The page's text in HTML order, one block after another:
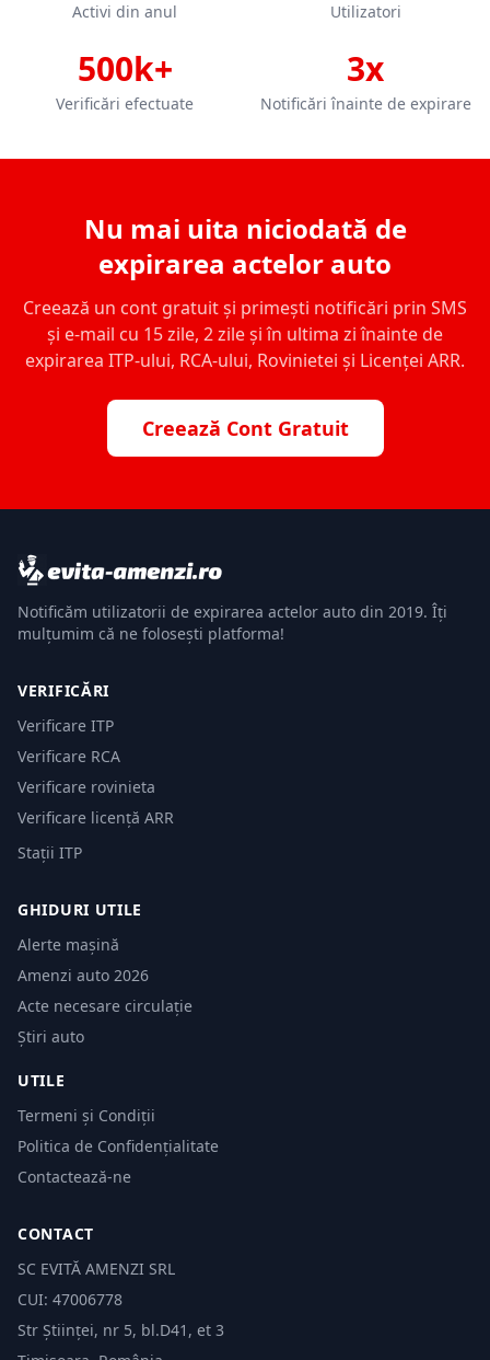
Activi din anul Utilizatori
500k+
Verificări efectuate
3x
Notificări înainte de expirare
Nu mai uita niciodată de
expirarea actelor auto
Creează un cont gratuit și primești notificări prin SMS
și e-mail cu 15 zile, 2 zile și în ultima zi înainte de
expirarea ITP-ului, RCA-ului, Rovinietei și Licenței ARR.
Creează Cont Gratuit
Notificăm utilizatorii de expirarea actelor auto din 2019. Îți
mulțumim că ne folosești platforma!
VERIFICĂRI
Verificare ITP
Verificare RCA
Verificare rovinieta
Verificare licență ARR
Stații ITP
GHIDURI UTILE
Alerte mașină
Amenzi auto 2026
Acte necesare circulație
Știri auto
UTILE
Termeni și Condiții
Politica de Confidențialitate
Contactează-ne
CONTACT
SC EVITĂ AMENZI SRL
CUI: 47006778
Str Științei, nr 5, bl.D41, et 3